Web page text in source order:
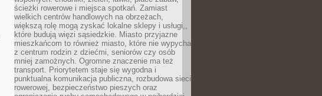
ścieżki rowerowe i miejsca spotkań. Zamiast
wielkich centrów handlowych na obrzeżach,
większą rolę mogą zyskać lokalne sklepy i usługi,,
które budują więzi sąsiedzkie. Miasto przyjazne
mieszkańcom to również miasto, które nie wypycha
z centrum rodzin z dziećmi, seniorów czy osób
mniej zamożnych. Ogromne znaczenie ma też
transport. Priorytetem staje się wygodna i
punktualna komunikacja publiczna, rozbudowa sieci
rowerowej, bezpieczeństwo pieszych oraz